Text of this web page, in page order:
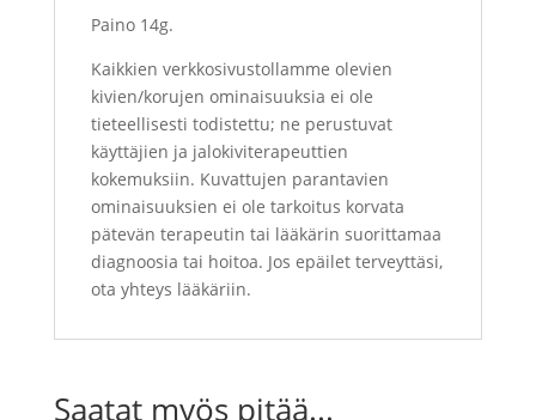
Paino 14g.
Kaikkien verkkosivustollamme olevien
kivien/korujen ominaisuuksia ei ole
tieteellisesti todistettu; ne perustuvat
käyttäjien ja jalokiviterapeuttien
kokemuksiin. Kuvattujen parantavien
ominaisuuksien ei ole tarkoitus korvata
pätevän terapeutin tai lääkärin suorittamaa
diagnoosia tai hoitoa. Jos epäilet terveyttäsi,
ota yhteys lääkäriin.
Saatat myös pitää...